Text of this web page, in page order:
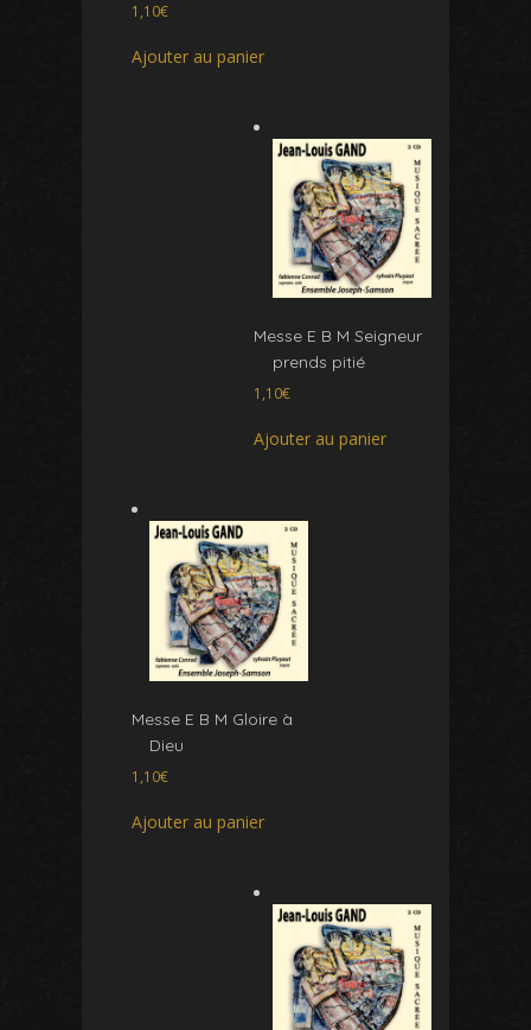
1,10€
Ajouter au panier
Messe E B M Seigneur
prends pitié
1,10€
Ajouter au panier
Messe E B M Gloire à
Dieu
1,10€
Ajouter au panier